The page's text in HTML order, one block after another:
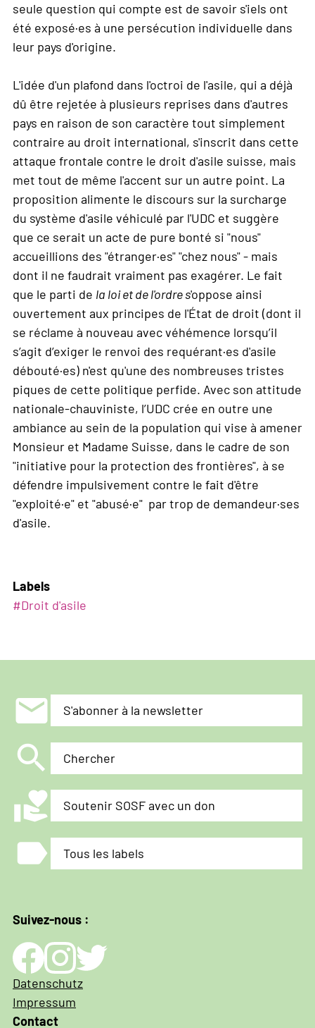
seule question qui compte est de savoir s'iels ont
été exposé·es à une persécution individuelle dans
leur pays d'origine.
L'idée d'un plafond dans l'octroi de l'asile, qui a déjà
dû être rejetée à plusieurs reprises dans d'autres
pays en raison de son caractère tout simplement
contraire au droit international, s'inscrit dans cette
attaque frontale contre le droit d'asile suisse, mais
met tout de même l'accent sur un autre point. La
proposition alimente le discours sur la surcharge
du système d'asile véhiculé par l'UDC et suggère
que ce serait un acte de pure bonté si "nous"
accueillions des "étranger·es" "chez nous" - mais
dont il ne faudrait vraiment pas exagérer. Le fait
que le parti de la loi et de l'ordre s'oppose ainsi
ouvertement aux principes de l'État de droit (dont il
se réclame à nouveau avec véhémence lorsqu’il
s’agit d’exiger le renvoi des requérant·es d'asile
débouté·es) n'est qu'une des nombreuses tristes
piques de cette politique perfide. Avec son attitude
nationale-chauviniste, l’UDC crée en outre une
ambiance au sein de la population qui vise à amener
Monsieur et Madame Suisse, dans le cadre de son
"initiative pour la protection des frontières", à se
défendre impulsivement contre le fait d'être
"exploité·e" et "abusé·e" par trop de demandeur·ses
d'asile.
Labels
#Droit d'asile
mail S'abonner à la newsletter
search Chercher
volunteer_activism Soutenir SOSF avec un don
label Tous les labels
Suivez-nous :
Impressum
und
Datenschutz
Datenschutz
Impressum
Contact